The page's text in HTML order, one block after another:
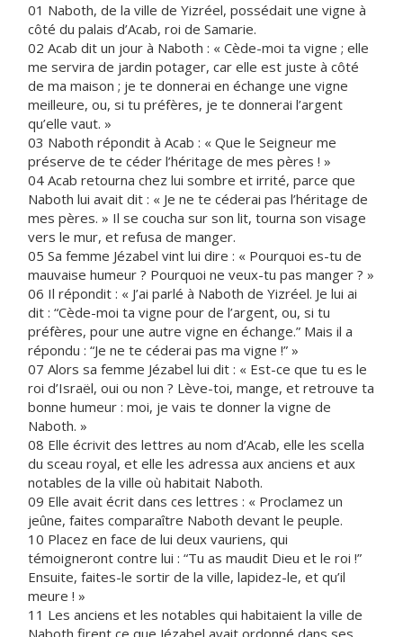
01 Naboth, de la ville de Yizréel, possédait une vigne à
côté du palais d’Acab, roi de Samarie.
02 Acab dit un jour à Naboth : « Cède-moi ta vigne ; elle
me servira de jardin potager, car elle est juste à côté
de ma maison ; je te donnerai en échange une vigne
meilleure, ou, si tu préfères, je te donnerai l’argent
qu’elle vaut. »
03 Naboth répondit à Acab : « Que le Seigneur me
préserve de te céder l’héritage de mes pères ! »
04 Acab retourna chez lui sombre et irrité, parce que
Naboth lui avait dit : « Je ne te céderai pas l’héritage de
mes pères. » Il se coucha sur son lit, tourna son visage
vers le mur, et refusa de manger.
05 Sa femme Jézabel vint lui dire : « Pourquoi es-tu de
mauvaise humeur ? Pourquoi ne veux-tu pas manger ? »
06 Il répondit : « J’ai parlé à Naboth de Yizréel. Je lui ai
dit : “Cède-moi ta vigne pour de l’argent, ou, si tu
préfères, pour une autre vigne en échange.” Mais il a
répondu : “Je ne te céderai pas ma vigne !” »
07 Alors sa femme Jézabel lui dit : « Est-ce que tu es le
roi d’Israël, oui ou non ? Lève-toi, mange, et retrouve ta
bonne humeur : moi, je vais te donner la vigne de
Naboth. »
08 Elle écrivit des lettres au nom d’Acab, elle les scella
du sceau royal, et elle les adressa aux anciens et aux
notables de la ville où habitait Naboth.
09 Elle avait écrit dans ces lettres : « Proclamez un
jeûne, faites comparaître Naboth devant le peuple.
10 Placez en face de lui deux vauriens, qui
témoigneront contre lui : “Tu as maudit Dieu et le roi !”
Ensuite, faites-le sortir de la ville, lapidez-le, et qu’il
meure ! »
11 Les anciens et les notables qui habitaient la ville de
Naboth firent ce que Jézabel avait ordonné dans ses